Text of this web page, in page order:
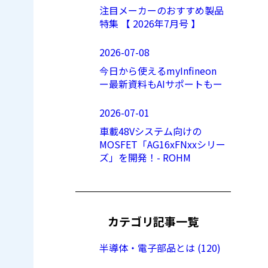
注目メーカーのおすすめ製品
特集 【 2026年7月号 】
2026-07-08
今日から使えるmyInfineon
ー最新資料もAIサポートもー
2026-07-01
車載48Vシステム向けの
MOSFET「AG16xFNxxシリー
ズ」を開発！- ROHM
カテゴリ記事一覧
半導体・電子部品とは (120)